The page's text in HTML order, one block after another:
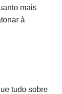
mais
à
tudo sobre